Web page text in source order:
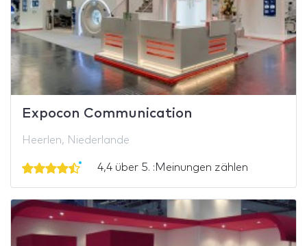
Expocon Communication
Heerlen, Niederlande
4,4 über 5. :Meinungen zählen